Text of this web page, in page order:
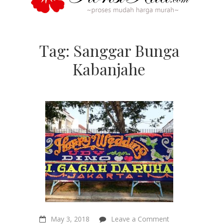
Tag: Sanggar Bunga
Kabanjahe
May 3, 2018 Leave a Commenton